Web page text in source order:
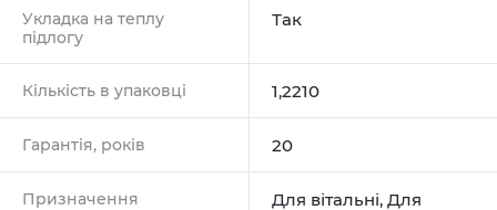
Укладка на теплу
підлогу
Так
Кількість в упаковці 1,2210
Гарантія, років 20
Призначення Для вітальні, Для